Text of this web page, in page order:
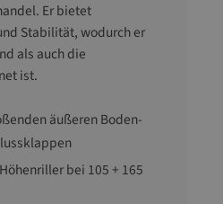
Er bietet
Stabilität, wodurch er
als auch die
ist.
äußeren Boden-
bei 105 + 165